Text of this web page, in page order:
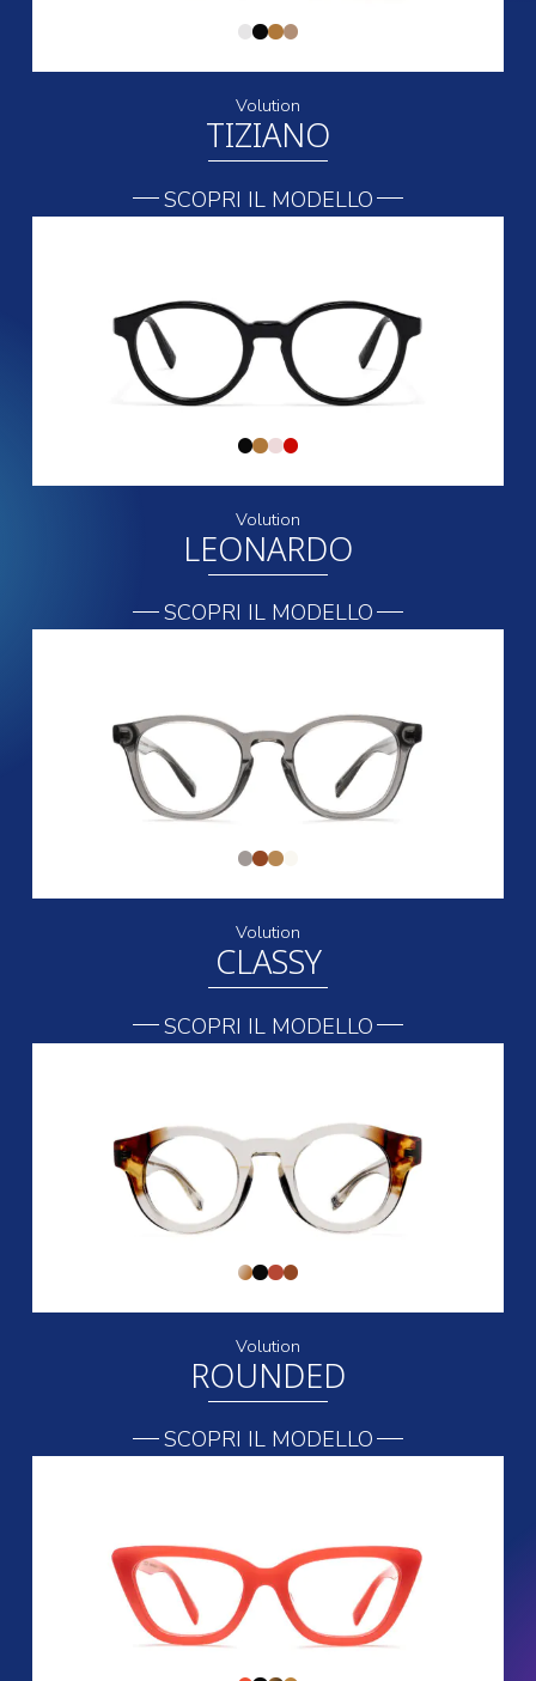
Volution
TIZIANO
SCOPRI IL MODELLO
Volution
LEONARDO
SCOPRI IL MODELLO
Volution
CLASSY
SCOPRI IL MODELLO
Volution
ROUNDED
SCOPRI IL MODELLO